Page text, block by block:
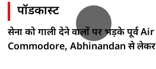
पॉडकास्ट
सेना को गाली देने वालों पर भड़के पूर्व Air
Commodore, Abhinandan से लेकर